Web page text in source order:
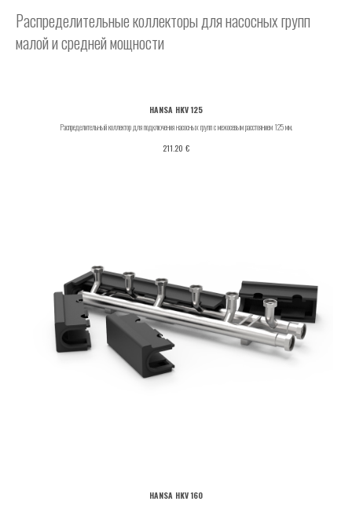
Распределительные коллекторы для насосных групп
малой и средней мощности
HANSA HKV 125
Распределительный коллектор для подключения насосных групп с межосевым расстоянием 125 мм.
211.20 €
HANSA HKV 160